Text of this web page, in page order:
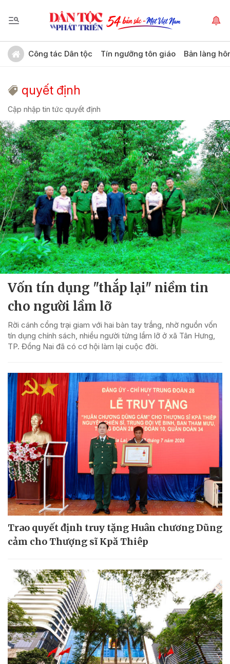
Công tác Dân tộc Tín ngưỡng tôn giáo Bản làng
quyết định
Cập nhập tin tức quyết định
Vốn tín dụng "thắp lại" niềm tin
cho người lầm lỡ
Rời cánh cổng trại giam với hai bàn tay trắng, nhờ nguồn vốn
tín dụng chính sách, nhiều người từng lầm lỡ ở xã Tân Hưng,
TP. Đồng Nai đã có cơ hội làm lại cuộc đời.
Trao quyết định truy tặng Huân chương Dũng
cảm cho Thượng sĩ Kpă Thiêp